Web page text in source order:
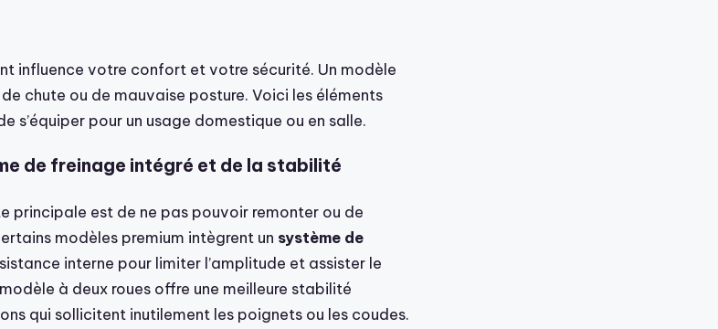
influence votre confort et votre sécurité. Un modèle
chute ou de mauvaise posture. Voici les éléments
s’équiper pour un usage domestique ou en salle.
de freinage intégré et de la stabilité
principale est de ne pas pouvoir remonter ou de
modèles premium intègrent un système de
interne pour limiter l’amplitude et assister le
à deux roues offre une meilleure stabilité
qui sollicitent inutilement les poignets ou les coudes.